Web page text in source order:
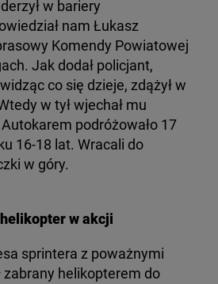
w bariery
nam Łukasz
Komendy Powiatowej
Jak dodał policjant,
co się dzieje, zdążył w
w tył wjechał mu
podróżowało 17
16-18 lat. Wracali do
w góry.
w akcji
sprintera z poważnymi
zabrany helikopterem do